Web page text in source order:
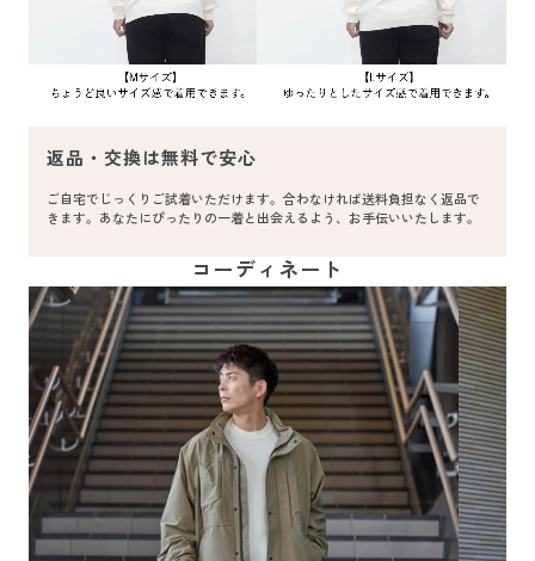
返品・交換は無料で安心
ご自宅でじっくりご試着いただけます。合わなければ送料負担なく返品で
きます。あなたにぴったりの一着と出会えるよう、お手伝いいたします。
コーディネート